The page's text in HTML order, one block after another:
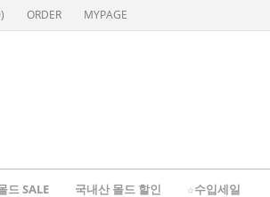
) ORDER MYPAGE
드 SALE 국내산 몰드 할인 ☆수입세일